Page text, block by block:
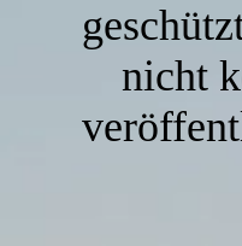
nicht